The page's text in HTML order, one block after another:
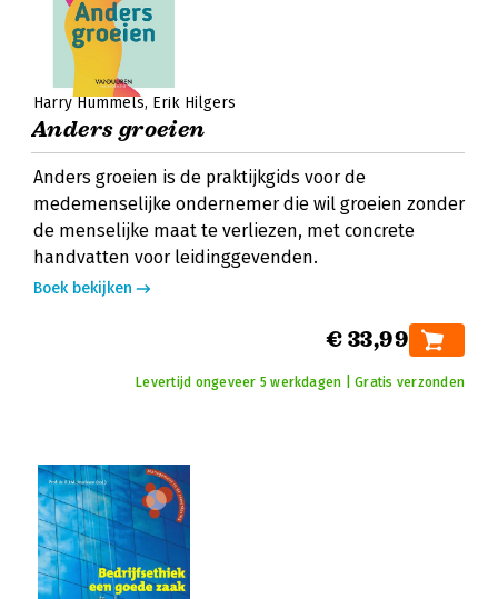
Harry Hummels Erik Hilgers
Anders groeien
Anders groeien is de praktijkgids voor de
medemenselijke ondernemer die wil groeien zonder
de menselijke maat te verliezen, met concrete
handvatten voor leidinggevenden.
Boek bekijken
€ 33,99
Levertijd ongeveer 5 werkdagen | Gratis verzonden